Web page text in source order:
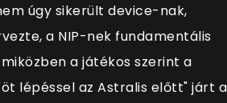
úgy sikerült device-nak,
a NIP-nek fundamentális
a játékos szerint a
lépéssel az Astralis előtt" járt a